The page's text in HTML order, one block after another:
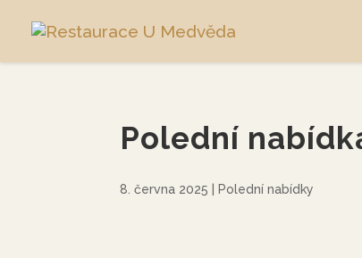
Polední
8. června 2025 Polední nabídky